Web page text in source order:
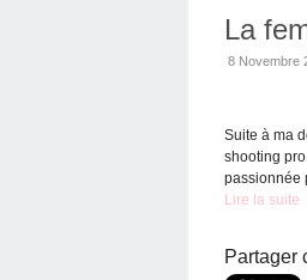
La
8 Novembre
Suite à ma
shooting
passionnée
Lire la suite
Partager